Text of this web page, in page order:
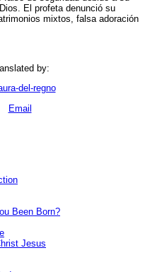
El profeta denunció su
mixtos, falsa adoración
by:
Email
Been Born?
Jesus